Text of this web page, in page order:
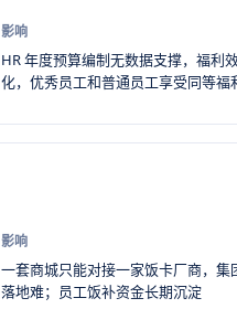
影响
HR 年度预算编制无数据支撑，福利
化，优秀员工和普通员工享受同等福
影响
一套商城只能对接一家饭卡厂商，集
落地难；员工饭补资金长期沉淀